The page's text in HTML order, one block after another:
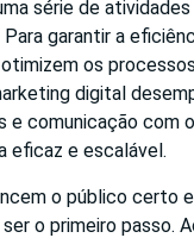
série de
garantir a
os
digital
comunicação com
eficaz e escalável.
o público certo
o primeiro passo.